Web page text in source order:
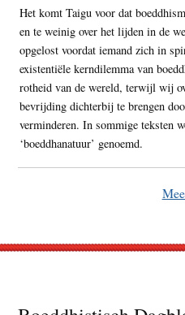
Het komt Taigu voor dat
en te weinig over het lijden in de
opgelost voordat iemand zich in
existentiële kerndilemma van
rotheid van de wereld, terwijl wij
bevrijding dichterbij te brengen
verminderen. In sommige teksten
‘boeddhanatuur’ genoemd.
Footer